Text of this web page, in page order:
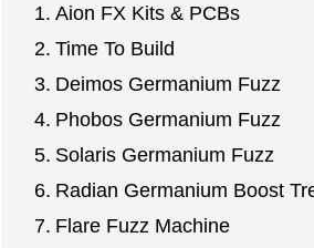
Aion FX Kits & PCBs
Time To Build
Deimos Germanium Fuzz
Phobos Germanium Fuzz
Solaris Germanium Fuzz
Radian Germanium Boost
Flare Fuzz Machine